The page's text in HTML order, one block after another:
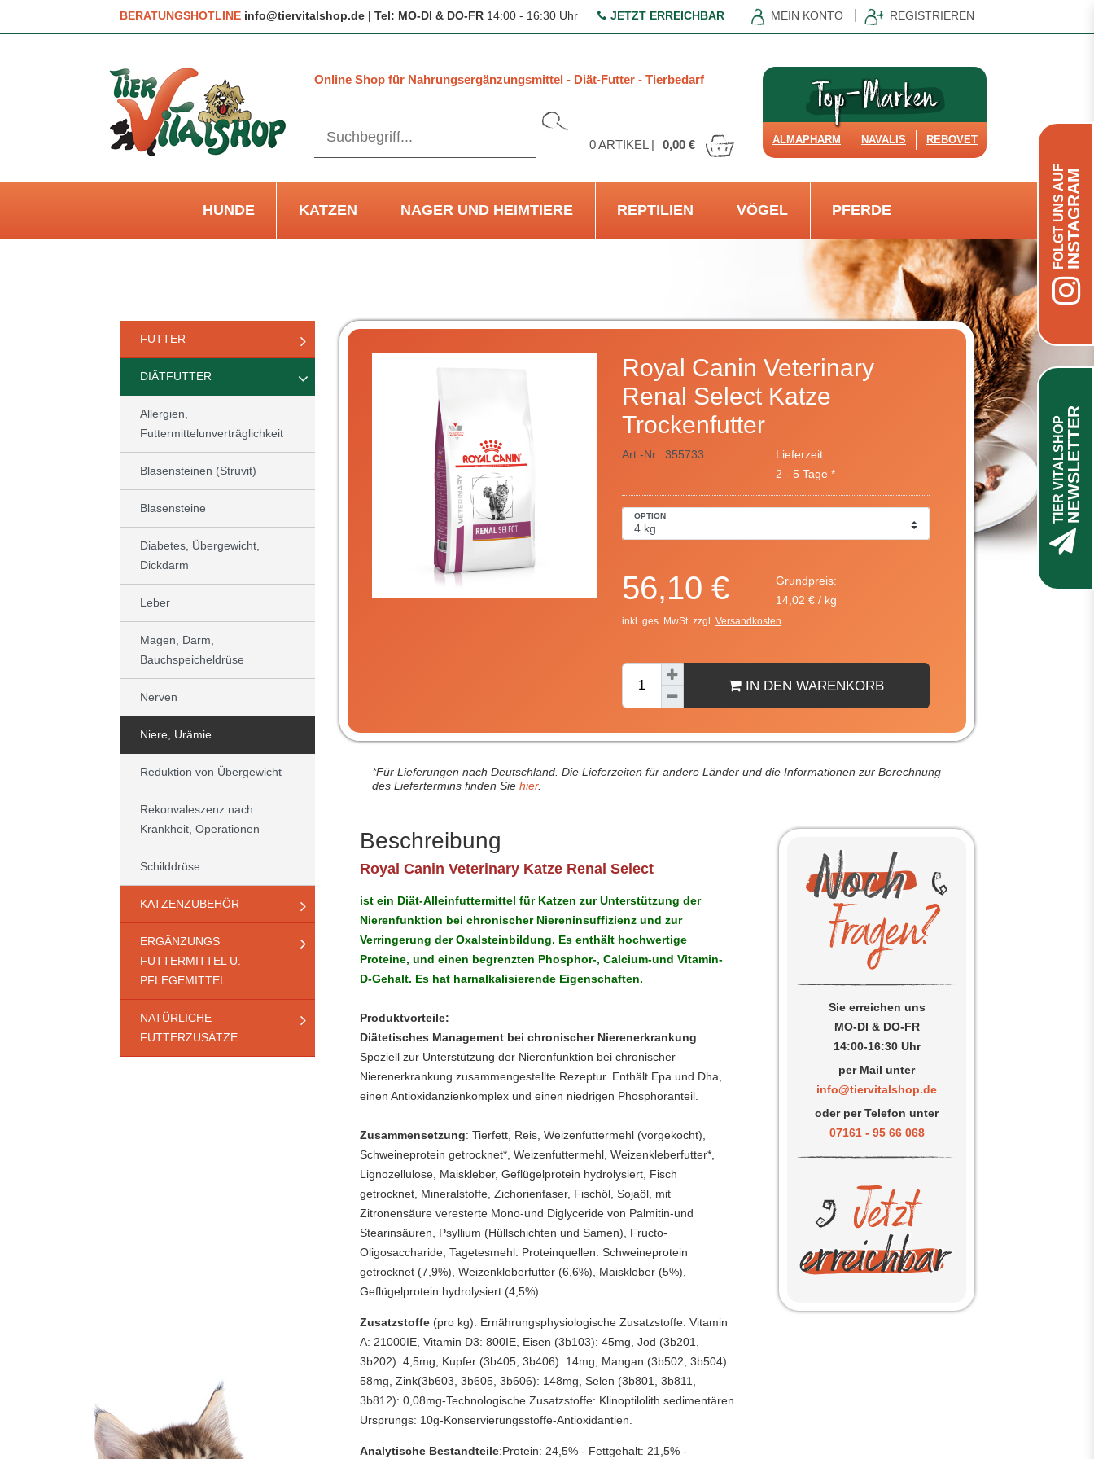
BERATUNGSHOTLINE info@tiervitalshop.de | Tel: MO-DI & DO-FR 14:00 - 16:30 Uhr JETZT ERREICHBAR MEIN KONTO REGISTRIEREN
Online Shop für Nahrungsergänzungsmittel - Diät-Futter - Tierbedarf
0ARTIKEL | 0,00 € ALMAPHARM NAVALIS REBOVET
HUNDE KATZEN NAGER UND HEIMTIERE REPTILIEN VÖGEL PFERDE
FUTTER
DIÄTFUTTER
Allergien,
Futtermittelunverträglichkeit
Blasensteinen (Struvit)
Blasensteine
Diabetes, Übergewicht,
Dickdarm
Leber
Magen, Darm,
Bauchspeicheldrüse
Nerven
Niere, Urämie
Reduktion von Übergewicht
Rekonvaleszenz nach
Krankheit, Operationen
Schilddrüse
KATZENZUBEHÖR
ERGÄNZUNGS
FUTTERMITTEL U.
PFLEGEMITTEL
NATÜRLICHE
FUTTERZUSÄTZE
Royal Canin Veterinary
Renal Select Katze
Trockenfutter
Art.-Nr. 355733
Lieferzeit:
2 - 5 Tage *
OPTION
56,10 €
Grundpreis:
14,02 € / kg
inkl. ges. MwSt. zzgl. Versandkosten
IN DEN WARENKORB
*Für Lieferungen nach Deutschland. Die Lieferzeiten für andere Länder und die Informationen zur Berechnung
des Liefertermins finden Sie hier.
Sie erreichen uns
MO-DI & DO-FR
14:00-16:30 Uhr
per Mail unter
info@tiervitalshop.de
oder per Telefon unter
07161 - 95 66 068
Beschreibung
Royal Canin Veterinary Katze Renal Select
ist ein Diät-Alleinfuttermittel für Katzen zur Unterstützung der
Nierenfunktion bei chronischer Niereninsuffizienz und zur
Verringerung der Oxalsteinbildung. Es enthält hochwertige
Proteine, und einen begrenzten Phosphor-, Calcium-und Vitamin-
D-Gehalt. Es hat harnalkalisierende Eigenschaften.
Produktvorteile:
Diätetisches Management bei chronischer Nierenerkrankung
Speziell zur Unterstützung der Nierenfunktion bei chronischer
Nierenerkrankung zusammengestellte Rezeptur. Enthält Epa und Dha,
einen Antioxidanzienkomplex und einen niedrigen Phosphoranteil.
Zusammensetzung: Tierfett, Reis, Weizenfuttermehl (vorgekocht),
Schweineprotein getrocknet*, Weizenfuttermehl, Weizenkleberfutter*,
Lignozellulose, Maiskleber, Geflügelprotein hydrolysiert, Fisch
getrocknet, Mineralstoffe, Zichorienfaser, Fischöl, Sojaöl, mit
Zitronensäure veresterte Mono-und Diglyceride von Palmitin-und
Stearinsäuren, Psyllium (Hüllschichten und Samen), Fructo-
Oligosaccharide, Tagetesmehl. Proteinquellen: Schweineprotein
getrocknet (7,9%), Weizenkleberfutter (6,6%), Maiskleber (5%),
Geflügelprotein hydrolysiert (4,5%).
Zusatzstoffe (pro kg): Ernährungsphysiologische Zusatzstoffe: Vitamin
A: 21000IE, Vitamin D3: 800IE, Eisen (3b103): 45mg, Jod (3b201,
3b202): 4,5mg, Kupfer (3b405, 3b406): 14mg, Mangan (3b502, 3b504):
58mg, Zink(3b603, 3b605, 3b606): 148mg, Selen (3b801, 3b811,
3b812): 0,08mg-Technologische Zusatzstoffe: Klinoptilolith sedimentären
Ursprungs: 10g-Konservierungsstoffe-Antioxidantien.
Analytische Bestandteile:Protein: 24,5% - Fettgehalt: 21,5% -
FOLGT UNS AUFINSTAGRAM
TIER VITALSHOPNEWSLETTER